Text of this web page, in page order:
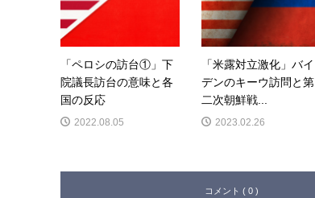
「ペロシの訪台①」下
院議長訪台の意味と各
国の反応
2022.08.05
「米露対立激化」バイ
デンのキーウ訪問と第
二次朝鮮戦...
2023.02.26
コメント ( 0 )